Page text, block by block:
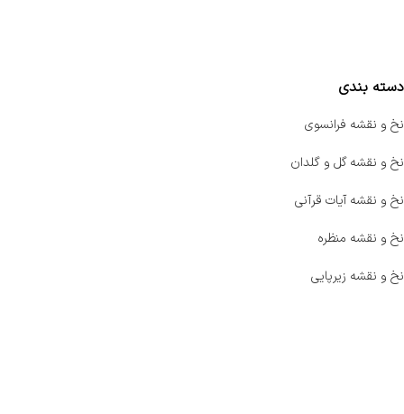
دسته بندی
نخ و نقشه فرانسوی
نخ و نقشه گل و گلدان
نخ و نقشه آیات قرآنی
نخ و نقشه منظره
نخ و نقشه زیرپایی